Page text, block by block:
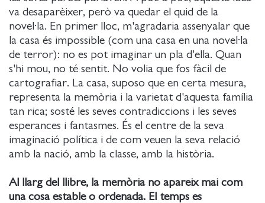
va desaparèixer, però va quedar el quid de la
novel·la. En primer lloc, m'agradaria assenyalar que
la casa és impossible (com una casa en una novel·la
de terror): no es pot imaginar un pla d'ella. Quan
s'hi mou, no té sentit. No volia que fos fàcil de
cartografiar. La casa, suposo que en certa mesura,
representa la memòria i la varietat d'aquesta família
tan rica; sosté les seves contradiccions i les seves
esperances i fantasmes. És el centre de la seva
imaginació política i de com veuen la seva relació
amb la nació, amb la classe, amb la història.
Al llarg del llibre, la memòria no apareix mai com
una cosa estable o ordenada. El temps es